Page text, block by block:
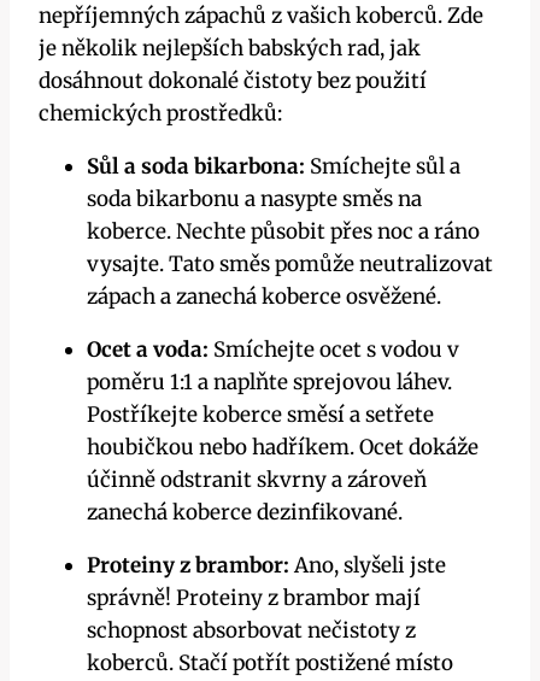
nepříjemných zápachů z vašich koberců. Zde
je několik nejlepších babských rad, jak
dosáhnout dokonalé čistoty bez použití
chemických prostředků:
Sůl a soda bikarbona: Smíchejte sůl a
soda bikarbonu a nasypte směs na
koberce. Nechte působit přes noc a ráno
vysajte. Tato směs pomůže neutralizovat
zápach a zanechá koberce osvěžené.
Ocet a voda: Smíchejte ocet s vodou v
poměru 1:1 a naplňte sprejovou láhev.
Postříkejte koberce směsí a setřete
houbičkou nebo hadříkem. Ocet dokáže
účinně odstranit skvrny a zároveň
zanechá koberce dezinfikované.
Proteiny z brambor: Ano, slyšeli jste
správně! Proteiny z brambor mají
schopnost absorbovat nečistoty z
koberců. Stačí potřít postižené místo